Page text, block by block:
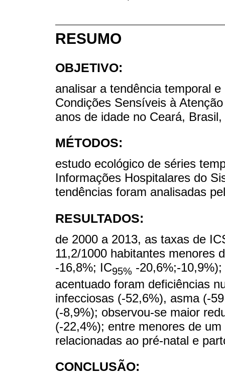
RESUMO
OBJETIVO:
analisar a tendência temporal
Condições Sensíveis à
anos de idade no Ceará,
MÉTODOS:
estudo ecológico de séries
Informações Hospitalares do
tendências foram analisadas
RESULTADOS:
de 2000 a 2013, as taxas de
11,2/1000 habitantes menores
-16,8%; IC95% -20,6%;-
acentuado foram deficiências
infecciosas (-52,6%), asma (-
(-8,9%); observou-se maior
(-22,4%); entre menores de
relacionadas ao pré-natal e
CONCLUSÃO: